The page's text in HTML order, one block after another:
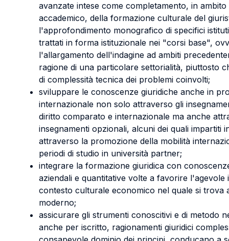
avanzate intese come completamento, in
accademico, della formazione culturale del
l'approfondimento monografico di specifici
trattati in forma istituzionale nei "corsi base",
l'allargamento dell'indagine ad ambiti
ragione di una particolare settorialità, piuttosto
di complessità tecnica dei problemi coinvolti;
sviluppare le conoscenze giuridiche anche in
internazionale non solo attraverso gli
diritto comparato e internazionale ma anche
insegnamenti opzionali, alcuni dei quali impartiti
attraverso la promozione della mobilità
periodi di studio in università partner;
integrare la formazione giuridica con
aziendali e quantitative volte a favorire l'agevole
contesto culturale economico nel quale si trova
moderno;
assicurare gli strumenti conoscitivi e di metodo
anche per iscritto, ragionamenti giuridici